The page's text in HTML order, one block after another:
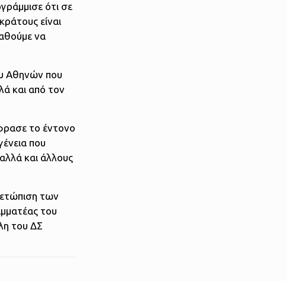
ότι σε
είναι
να
Αθηνών που
και από τον
το έντονο
που
και άλλους
των
του
του ΔΣ